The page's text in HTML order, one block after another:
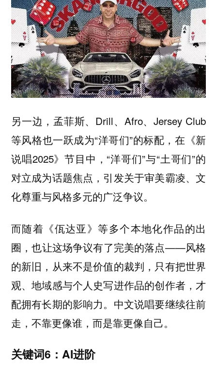
另一边，孟菲斯、Drill、Afro、Jersey Club
等风格也一跃成为“洋哥们”的标配，在《新
说唱2025》节目中，“洋哥们”与“土哥们”的
对立成为话题焦点，引发关于审美霸凌、文
化尊重与风格多元的广泛争议。
而随着《佤达亚》等多个本地化作品的出
圈，也让这场争议有了完美的落点——风格
的新旧，从来不是价值的裁判，只有把世界
观、地域感与个人史写进作品的创作者，才
配拥有长期的影响力。中文说唱要继续往前
走，不靠更像谁，而是靠更像自己。
关键词6：AI进阶